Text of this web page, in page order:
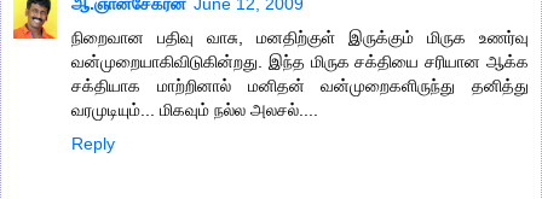
நிறைவான பதிவு வாசு, மனதிற்குள் இருக்கும் மிருக உணர்வு
வன்முறையாகிவிடுகின்றது. இந்த மிருக சக்தியை சரியான ஆக்க
சக்தியாக மாற்றினால் மனிதன் வன்முறைகளிருந்து தனித்து
வரமுடியும்... மிகவும் நல்ல அலசல்....
Reply